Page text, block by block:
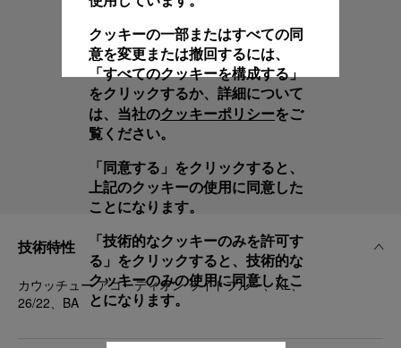
技術特性
カウッチュー アコーディオン ライトブルー、XL、
26/22、BA
クッキーの一部またはすべての同
意を変更または撤回するには、
「すべてのクッキーを構成する」
をクリックするか、詳細について
は、当社のクッキーポリシーをご
覧ください。
「同意する」をクリックすると、
上記のクッキーの使用に同意した
ことになります。
「技術的なクッキーのみを許可す
る」をクリックすると、技術的な
クッキーのみの使用に同意したこ
とになります。